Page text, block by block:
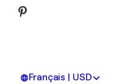
Français | USD